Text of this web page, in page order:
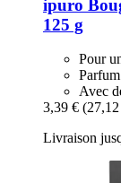
ipuro
125 g
Pour
Avec
3,39 €
Livraison